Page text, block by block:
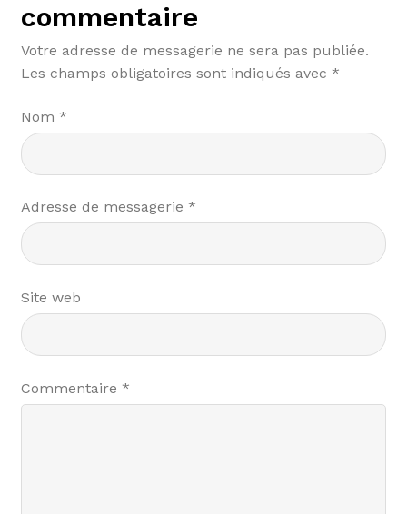
commentaire
Votre adresse de messagerie ne sera pas publiée.
Les champs obligatoires sont indiqués avec *
Nom *
Adresse de messagerie *
Site web
Commentaire *